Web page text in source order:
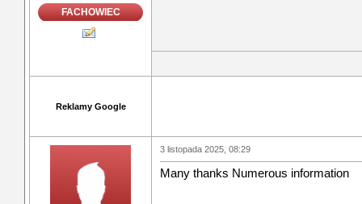
FACHOWIEC
Reklamy Google
3 listopada 2025, 08:29
Many thanks Numerous information